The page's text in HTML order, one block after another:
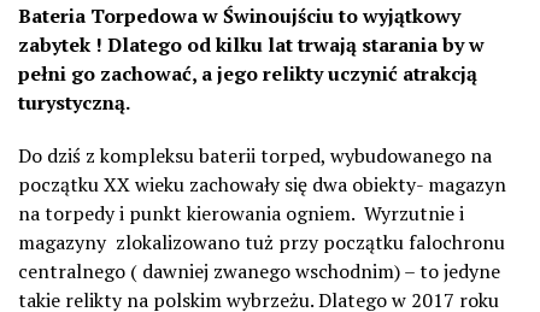
Bateria Torpedowa w Świnoujściu to wyjątkowy
zabytek ! Dlatego od kilku lat trwają starania by w
pełni go zachować, a jego relikty uczynić atrakcją
turystyczną.
Do dziś z kompleksu baterii torped, wybudowanego na
początku XX wieku zachowały się dwa obiekty- magazyn
na torpedy i punkt kierowania ogniem. Wyrzutnie i
magazyny zlokalizowano tuż przy początku falochronu
centralnego ( dawniej zwanego wschodnim) – to jedyne
takie relikty na polskim wybrzeżu. Dlatego w 2017 roku